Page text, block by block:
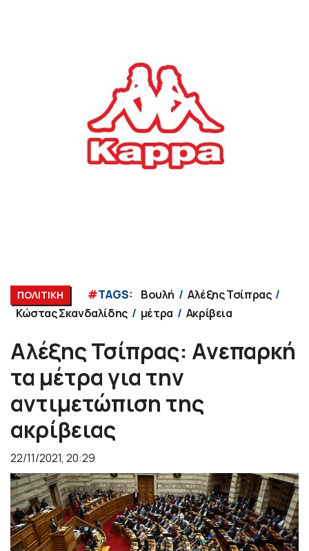
ΠΟΛΙΤΙΚΗ #TAGS: Βουλή
Αλέξης Τσίπρας
Κώστας Σκανδαλίδης
μέτρα Ακρίβεια
Αλέξης Τσίπρας: Ανεπαρκή
τα μέτρα για την
αντιμετώπιση της
ακρίβειας
22/11/2021, 20:29